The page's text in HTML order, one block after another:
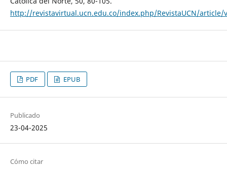
http://revistavirtual.ucn.edu.co/index.php/RevistaUCN/article/
PDF EPUB
Publicado
23-04-2025
Cómo citar